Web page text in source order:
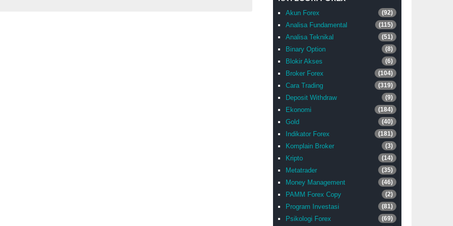
Akun Forex (92)
Analisa Fundamental (115)
Analisa Teknikal (51)
Binary Option (8)
Blokir Akses (6)
Broker Forex (104)
Cara Trading (319)
Deposit Withdraw (9)
Ekonomi (184)
Gold (40)
Indikator Forex (181)
Komplain Broker (3)
Kripto (14)
Metatrader (35)
Money Management (46)
PAMM Forex Copy (2)
Program Investasi (81)
Psikologi Forex (69)